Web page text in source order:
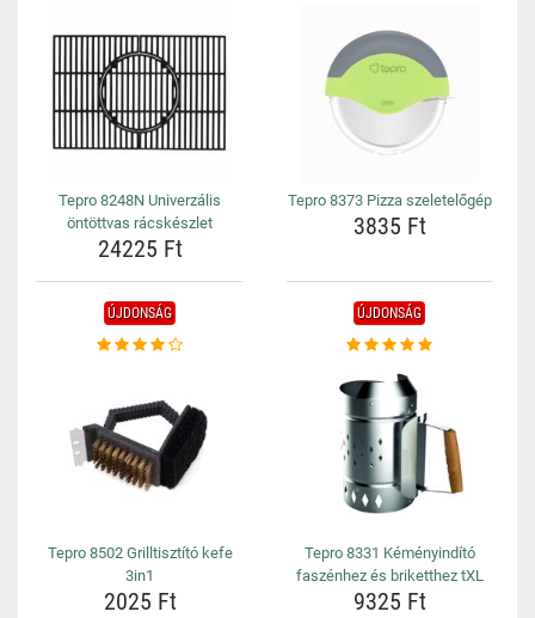
Tepro 8248N Univerzális
öntöttvas rácskészlet
24225 Ft
Tepro 8373 Pizza szeletelőgép
3835 Ft
ÚJDONSÁG
Tepro 8502 Grilltisztító kefe
3in1
2025 Ft
ÚJDONSÁG
Tepro 8331 Kéményindító
faszénhez és briketthez tXL
9325 Ft